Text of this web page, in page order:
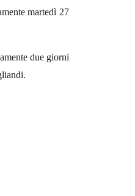
martedì 27
due giorni